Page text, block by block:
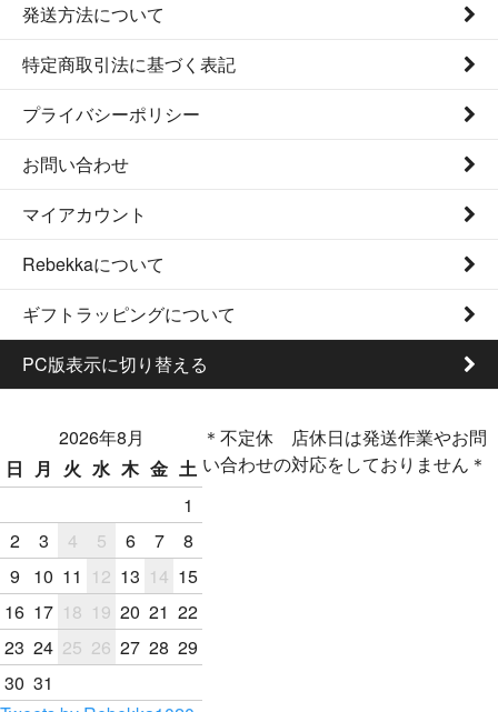
発送方法について
特定商取引法に基づく表記
プライバシーポリシー
お問い合わせ
マイアカウント
Rebekkaについて
ギフトラッピングについて
PC版表示に切り替える
2026年8月
日
月 火 水 木 金 土
1
2
3 4 5 6 7
8
9
10 11 12 13 14 15
16 17 18 19 20 21 22
23 24 25 26 27 28 29
30 31
＊不定休 店休日は発送作業やお問
い合わせの対応をしておりません＊